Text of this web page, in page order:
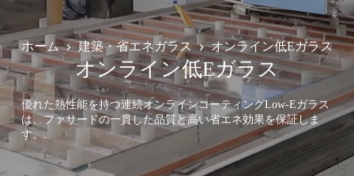
ッ
プ
ホーム 建築・省エネガラス オンライン低Eガラス
オンライン低Eガラス
優れた熱性能を持つ連続オンラインコーティングLow-Eガラス
は、ファサードの一貫した品質と高い省エネ効果を保証しま
す。.